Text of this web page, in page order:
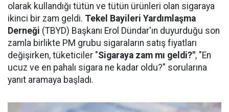
olarak kullandığı tütün ve tütün ürünleri olan sigaraya
ikinci bir zam geldi. Tekel Bayileri Yardımlaşma
Derneği (TBYD) Başkanı Erol Dündar'ın duyurduğu son
zamla birlikte PM grubu sigaraların satış fiyatları
değişirken, tüketiciler "Sigaraya zam mı geldi?", "En
ucuz ve en pahalı sigara ne kadar oldu?" sorularına
yanıt aramaya başladı.